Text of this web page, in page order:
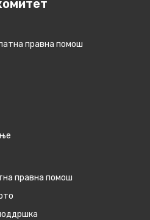
правна помош
правна помош